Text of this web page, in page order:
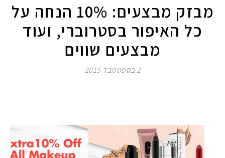
מבזק מבצעים: 10% הנחה על
כל האיפור בסטרוברי, ועוד
מבצעים שווים
2 בספטמבר 2015